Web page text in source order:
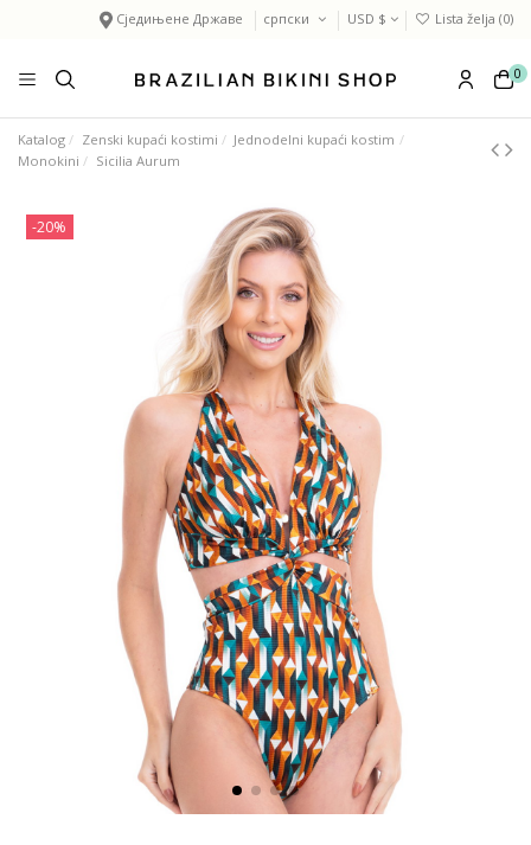
Сједињене Државе српски USD $ Lista želja (0)
0
Katalog Zenski kupaći kostimi
Jednodelni kupaći kostim
Monokini
Sicilia Aurum
-20%